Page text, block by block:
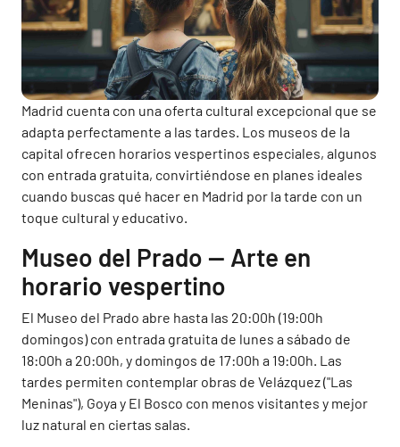
Madrid cuenta con una oferta cultural excepcional que se
adapta perfectamente a las tardes. Los museos de la
capital ofrecen horarios vespertinos especiales, algunos
con entrada gratuita, convirtiéndose en planes ideales
cuando buscas qué hacer en Madrid por la tarde con un
toque cultural y educativo.
Museo del Prado — Arte en
horario vespertino
El Museo del Prado abre hasta las 20:00h (19:00h
domingos) con entrada gratuita de lunes a sábado de
18:00h a 20:00h, y domingos de 17:00h a 19:00h. Las
tardes permiten contemplar obras de Velázquez ("Las
Meninas"), Goya y El Bosco con menos visitantes y mejor
luz natural en ciertas salas.